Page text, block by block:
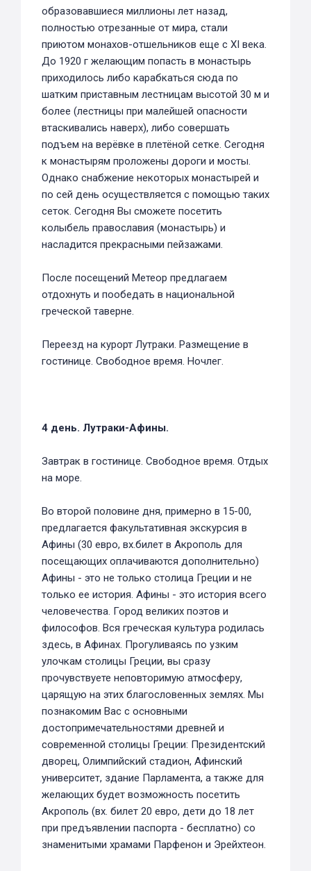
образовавшиеся миллионы лет назад,
полностью отрезанные от мира, стали
приютом монахов-отшельников еще с XI века.
До 1920 г желающим попасть в монастырь
приходилось либо карабкаться сюда по
шатким приставным лестницам высотой 30 м и
более (лестницы при малейшей опасности
втаскивались наверх), либо совершать
подъем на верёвке в плетёной сетке. Сегодня
к монастырям проложены дороги и мосты.
Однако снабжение некоторых монастырей и
по сей день осуществляется с помощью таких
сеток. Сегодня Вы сможете посетить
колыбель православия (монастырь) и
насладится прекрасными пейзажами.
После посещений Метеор предлагаем
отдохнуть и пообедать в национальной
греческой таверне.
Переезд на курорт Лутраки. Размещение в
гостинице. Свободное время. Ночлег.
4 день. Лутраки-Афины.
Завтрак в гостинице. Свободное время. Отдых
на море.
Во второй половине дня, примерно в 15-00,
предлагается факультативная экскурсия в
Афины (30 евро, вх.билет в Акрополь для
посещающих оплачиваются дополнительно)
Афины - это не только столица Греции и не
только ее история. Афины - это история всего
человечества. Город великих поэтов и
философов. Вся греческая культура родилась
здесь, в Афинах. Прогуливаясь по узким
улочкам столицы Греции, вы сразу
прочувствуете неповторимую атмосферу,
царящую на этих благословенных землях. Мы
познакомим Вас с основными
достопримечательностями древней и
современной столицы Греции: Президентский
дворец, Олимпийский стадион, Афинский
университет, здание Парламента, а также для
желающих будет возможность посетить
Акрополь (вх. билет 20 евро, дети до 18 лет
при предъявлении паспорта - бесплатно) со
знаменитыми храмами Парфенон и Эрейхтеон.